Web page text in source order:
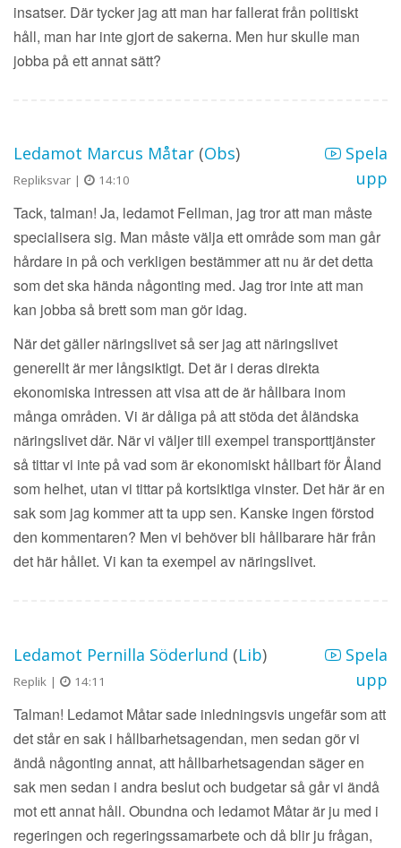
insatser. Där tycker jag att man har fallerat från politiskt
håll, man har inte gjort de sakerna. Men hur skulle man
jobba på ett annat sätt?
Ledamot Marcus Måtar (Obs)
Repliksvar | 14:10
Spela
upp
Tack, talman! Ja, ledamot Fellman, jag tror att man måste
specialisera sig. Man måste välja ett område som man går
hårdare in på och verkligen bestämmer att nu är det detta
som det ska hända någonting med. Jag tror inte att man
kan jobba så brett som man gör idag.
När det gäller näringslivet så ser jag att näringslivet
generellt är mer långsiktigt. Det är i deras direkta
ekonomiska intressen att visa att de är hållbara inom
många områden. Vi är dåliga på att stöda det åländska
näringslivet där. När vi väljer till exempel transporttjänster
så tittar vi inte på vad som är ekonomiskt hållbart för Åland
som helhet, utan vi tittar på kortsiktiga vinster. Det här är en
sak som jag kommer att ta upp sen. Kanske ingen förstod
den kommentaren? Men vi behöver bli hållbarare här från
det här hållet. Vi kan ta exempel av näringslivet.
Ledamot Pernilla Söderlund (Lib)
Replik | 14:11
Spela
upp
Talman! Ledamot Måtar sade inledningsvis ungefär som att
det står en sak i hållbarhetsagendan, men sedan gör vi
ändå någonting annat, att hållbarhetsagendan säger en
sak men sedan i andra beslut och budgetar så går vi ändå
mot ett annat håll. Obundna och ledamot Måtar är ju med i
regeringen och regeringssamarbete och då blir ju frågan,